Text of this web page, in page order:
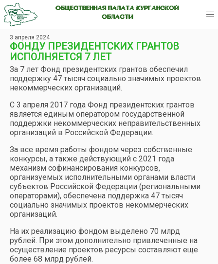
ОБЩЕСТВЕННАЯ ПАЛАТА КУРГАНСКОЙ
ОБЛАСТИ
3 апреля 2024
ФОНДУ ПРЕЗИДЕНТСКИХ ГРАНТОВ
ИСПОЛНЯЕТСЯ 7 ЛЕТ
За 7 лет Фонд президентских грантов обеспечил
поддержку 47 тысяч социально значимых проектов
некоммерческих организаций.
С 3 апреля 2017 года Фонд президентских грантов
является единым оператором государственной
поддержки некоммерческих неправительственных
организаций в Российской Федерации.
За все время работы фондом через собственные
конкурсы, а также действующий с 2021 года
механизм софинансирования конкурсов,
организуемых исполнительными органами власти
субъектов Российской Федерации (региональными
операторами), обеспечена поддержка 47 тысяч
социально значимых проектов некоммерческих
организаций.
На их реализацию фондом выделено 70 млрд
рублей. При этом дополнительно привлеченные на
осуществление проектов ресурсы составляют еще
более 68 млрд рублей.